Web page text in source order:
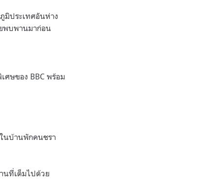
มิประเทศอันห่าง
พบพานมาก่อน
ศษของ BBC พร้อม
นบ้านพักคนชรา
นที่เต็มไปด้วย